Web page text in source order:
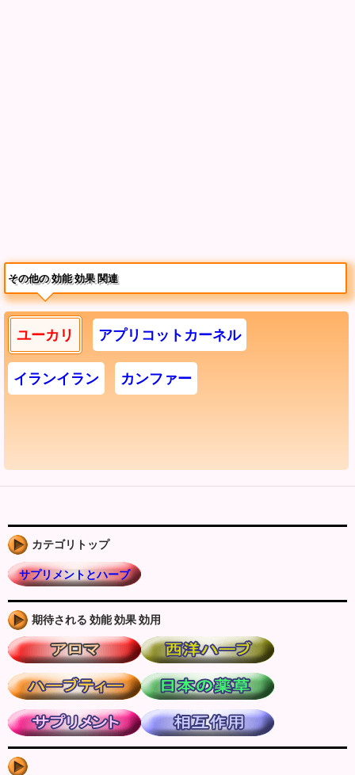
その他の 効能 効果 関連
ユーカリ アプリコットカーネル
イランイラン カンファー
カテゴリトップ
サプリメントとハーブ
期待される 効能 効果 効用